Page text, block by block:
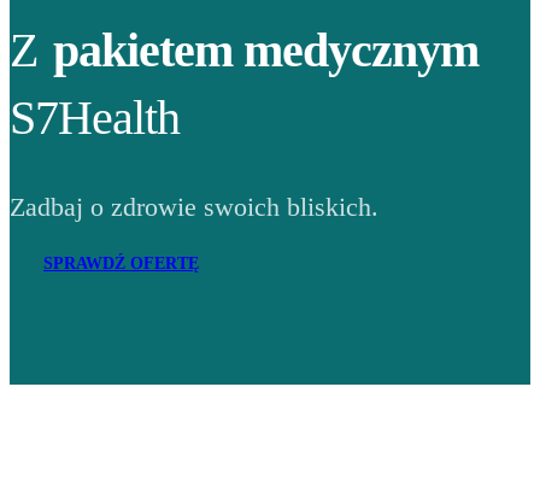
Z pakietem medycznym
S7Health
Zadbaj o zdrowie swoich bliskich.
SPRAWDŹ OFERTĘ